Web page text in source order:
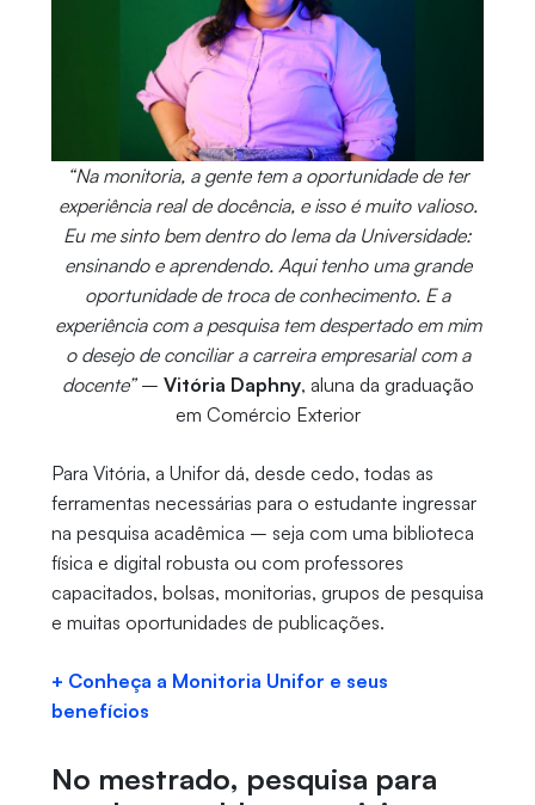
“Na monitoria, a gente tem a oportunidade de ter
experiência real de docência, e isso é muito valioso.
Eu me sinto bem dentro do lema da Universidade:
ensinando e aprendendo. Aqui tenho uma grande
oportunidade de troca de conhecimento. E a
experiência com a pesquisa tem despertado em mim
o desejo de conciliar a carreira empresarial com a
docente”– Vitória Daphny, aluna da graduação
em Comércio Exterior
Para Vitória, a Unifor dá, desde cedo, todas as
ferramentas necessárias para o estudante ingressar
na pesquisa acadêmica – seja com uma biblioteca
física e digital robusta ou com professores
capacitados, bolsas, monitorias, grupos de pesquisa
e muitas oportunidades de publicações.
+ Conheça a Monitoria Unifor e seus
benefícios
No mestrado, pesquisa para